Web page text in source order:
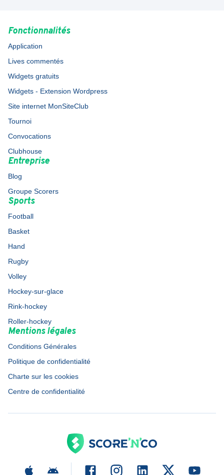
Fonctionnalités
Application
Lives commentés
Widgets gratuits
Widgets - Extension Wordpress
Site internet MonSiteClub
Tournoi
Convocations
Clubhouse
Entreprise
Blog
Groupe Scorers
Sports
Football
Basket
Hand
Rugby
Volley
Hockey-sur-glace
Rink-hockey
Roller-hockey
Mentions légales
Conditions Générales
Politique de confidentialité
Charte sur les cookies
Centre de confidentialité